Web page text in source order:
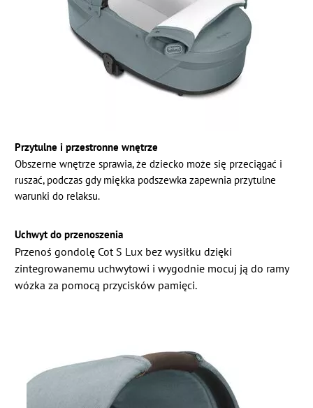
Przytulne i przestronne wnętrze
Obszerne wnętrze sprawia, że dziecko może się przeciągać i
ruszać, podczas gdy miękka podszewka zapewnia przytulne
warunki do relaksu.
Uchwyt do przenoszenia
Przenoś gondolę Cot S Lux bez wysiłku dzięki
zintegrowanemu uchwytowi i wygodnie mocuj ją do ramy
wózka za pomocą przycisków pamięci.